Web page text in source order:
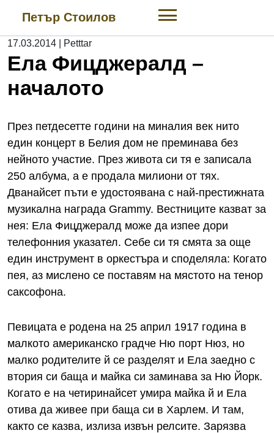
content
Петър Стоилов
17.03.2014 Petttar
Ела Фицджералд –
началото
През петдесетте години на миналия век нито
един концерт в Белия дом не преминава без
нейното участие. През живота си тя е записала
250 албума, а е продала милиони от тях.
Дванайсет пъти е удостоявана с най-престижната
музикална награда Grammy. Вестниците казват за
нея: Ела Фицджералд може да изпее дори
телефонния указател. Себе си тя смята за още
един инструмент в оркестъра и споделяла: Когато
пея, аз мислено се поставям на мястото на тенор
саксофона.
Певицата е родена на 25 април 1917 година в
малкото американско градче Ню порт Нюз, но
малко родителите й се разделят и Ела заедно с
втория си баща и майка си заминава за Ню Йорк.
Когато е на четиринайсет умира майка й и Ела
отива да живее при баща си в Харлем. И там,
както се казва, излиза извън релсите. Зарязва